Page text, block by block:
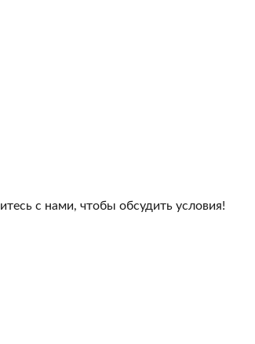
с нами, чтобы обсудить условия!